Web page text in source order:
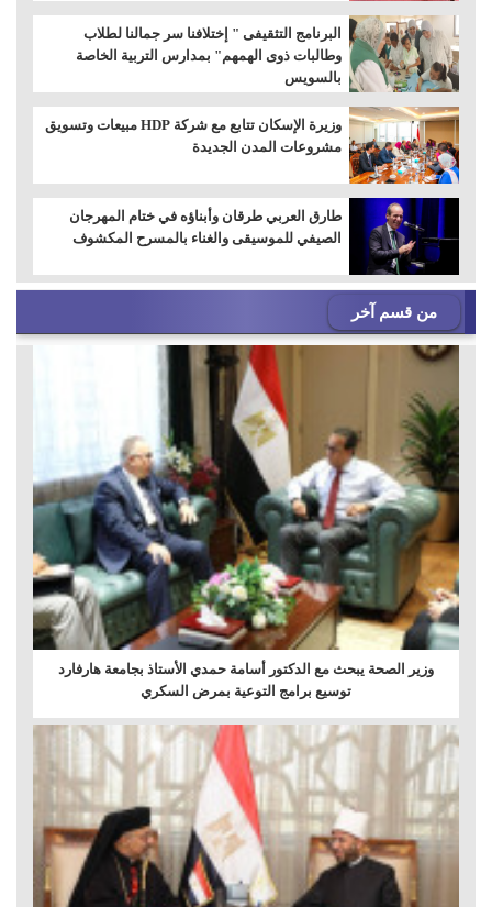
البرنامج التثقيفى " إختلافنا سر جمالنا لطلاب
وطالبات ذوى الهمهم" بمدارس التربية الخاصة
بالسويس
وزيرة الإسكان تتابع مع شركة HDP مبيعات وتسويق
مشروعات المدن الجديدة
طارق العربي طرقان وأبناؤه في ختام المهرجان
الصيفي للموسيقى والغناء بالمسرح المكشوف
من قسم آخر
وزير الصحة يبحث مع الدكتور أسامة حمدي الأستاذ بجامعة هارفارد
توسيع برامج التوعية بمرض السكري